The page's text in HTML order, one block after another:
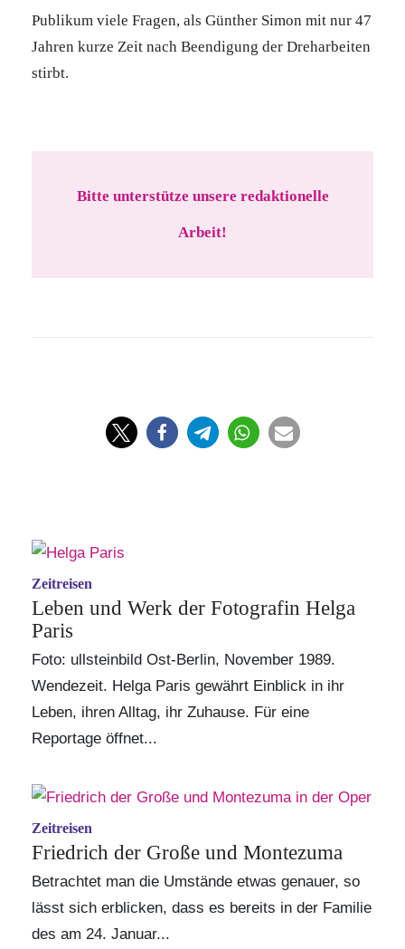
Publikum viele Fragen, als Günther Simon mit nur 47
Jahren kurze Zeit nach Beendigung der Dreharbeiten
stirbt.
Bitte unterstütze unsere redaktionelle
Arbeit!
Zeitreisen
Leben und Werk der Fotografin Helga
Paris
Foto: ullsteinbild Ost-Berlin, November 1989.
Wendezeit. Helga Paris gewährt Einblick in ihr
Leben, ihren Alltag, ihr Zuhause. Für eine
Reportage öffnet...
Zeitreisen
Friedrich der Große und Montezuma
Betrachtet man die Umstände etwas genauer, so
lässt sich erblicken, dass es bereits in der Familie
des am 24. Januar...